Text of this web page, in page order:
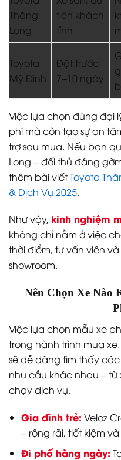
Thăng
Long
tiên khách
tỉnh
Toyota
Mỹ Đình
Đặt trước
7–10 ngày
Việc lựa chọn đúng đại
phí mà còn tạo sự an
trợ sau mua. Nếu bạn
Long – đối thủ đáng
thêm bài viếtToyota
& Dịch Vụ 2025.
Như vậy, kinh nghiệm
không chỉ nằm ở việc
thời điểm, tư vấn viên
showroom.
Nên Chọn Xe Nào
Việc lựa chọn mẫu xe
trong hành trình mua xe.
sẽ dễ dàng tìm thấy
nhu cầu khác nhau –
chạy dịch vụ.
Gia đình trẻ: Veloz
– rộng rãi, tiết kiệm
Đi phố hàng ngày: